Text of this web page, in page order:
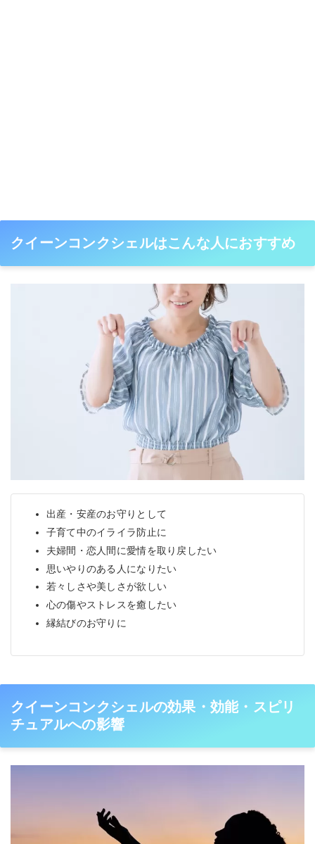
クイーンコンクシェルはこんな人におすすめ
出産・安産のお守りとして
子育て中のイライラ防止に
夫婦間・恋人間に愛情を取り戻したい
思いやりのある人になりたい
若々しさや美しさが欲しい
心の傷やストレスを癒したい
縁結びのお守りに
クイーンコンクシェルの効果・効能・スピリ
チュアルへの影響